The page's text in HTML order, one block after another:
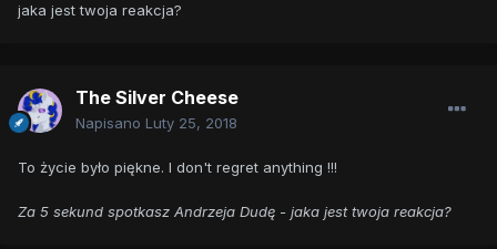
jaka jest twoja reakcja?
The Silver Cheese
Napisano Luty 25, 2018
To życie było piękne. I don't regret anything !!!
Za 5 sekund spotkasz Andrzeja Dudę - jaka jest twoja reakcja?